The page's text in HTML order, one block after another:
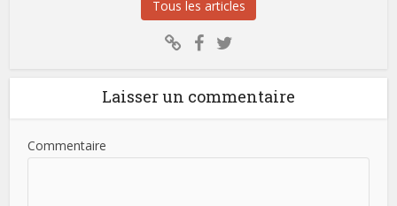
Tous les articles
Laisser un commentaire
Commentaire